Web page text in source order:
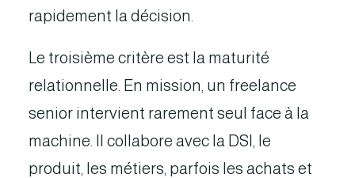
rapidement la décision.
Le troisième critère est la maturité
relationnelle. En mission, un freelance
senior intervient rarement seul face à la
machine. Il collabore avec la DSI, le
produit, les métiers, parfois les achats et